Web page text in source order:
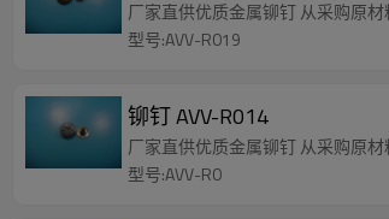
厂家直供优质金属铆钉 从采购原
型号:AVV-R019
铆钉 AVV-R014
厂家直供优质金属铆钉 从采购原
型号:AVV-R0